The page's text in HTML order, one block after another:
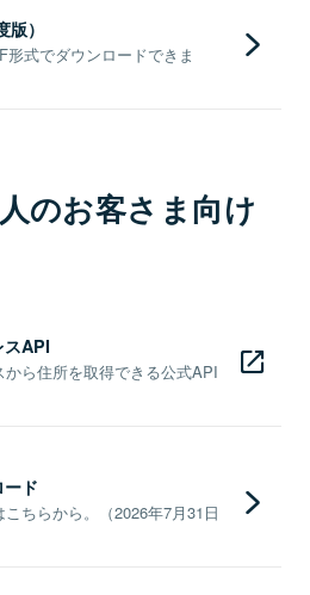
）
式でダウンロードできま
のお客さま向け
スAPI
ら住所を取得できる公式API
ド
ちらから。（2026年7月31日